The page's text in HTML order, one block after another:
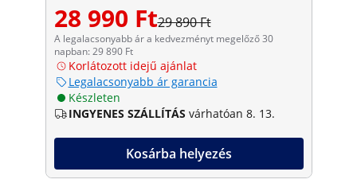
28 990 Ft29 890 Ft
A legalacsonyabb ár a kedvezményt megelőző 30
napban: 29 890 Ft
Korlátozott idejű ajánlat
Legalacsonyabb ár garancia
Készleten
INGYENES SZÁLLÍTÁS várhatóan 8. 13.
Kosárba helyezés